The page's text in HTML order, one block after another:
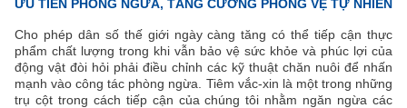
ƯU TIÊN PHÒNG NGỪA, TĂNG CƯỜNG PHÒNG VỆ TỰ NHIÊN
Cho phép dân số thế giới ngày càng tăng có thể tiếp cận thực
phẩm chất lượng trong khi vẫn bảo vệ sức khỏe và phúc lợi của
động vật đòi hỏi phải điều chỉnh các kỹ thuật chăn nuôi để nhấn
mạnh vào công tác phòng ngừa. Tiêm vắc-xin là một trong những
trụ cột trong cách tiếp cận của chúng tôi nhằm ngăn ngừa các